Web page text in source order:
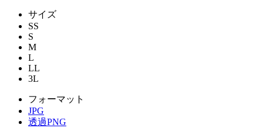
サイズ
SS
S
M
L
LL
3L
フォーマット
JPG
透過PNG